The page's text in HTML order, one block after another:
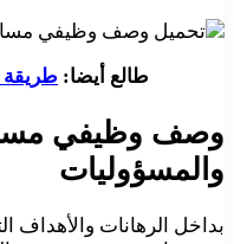
طالع أيضا:
وصف وظيفي
والمسؤوليات
بداخل الرهانات والأهداف